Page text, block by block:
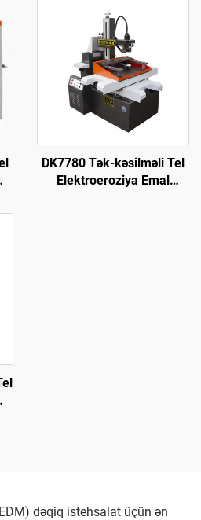
DK7780 Tək-kəsilməli Tel
Elektroeroziya Emal
dəqiq istehsalat üçün ən